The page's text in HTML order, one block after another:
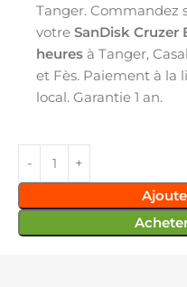
Tanger. Commandez
votre SanDisk Cruzer
heures à Tanger,
et Fès. Paiement à la
local. Garantie 1 an.